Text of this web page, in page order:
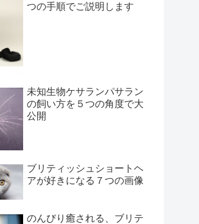
つの手順でご説明します
未知生物ケサランパサラン
の飼い方を５つの角度で大
公開
ブリティッシュショートヘ
アが好きになる７つの画像
のんびり癒される、ブリテ